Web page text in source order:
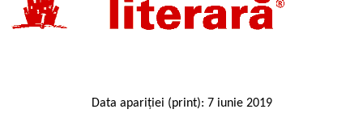
Data apariției (print): 7 iunie 2019